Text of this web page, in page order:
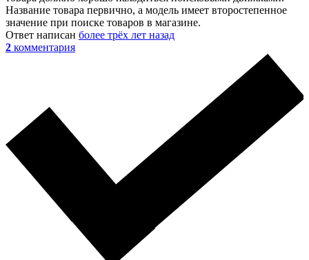
Название товара первично, а модель имеет второстепенное
значение при поиске товаров в магазине.
Ответ написан более трёх лет назад
2 комментария